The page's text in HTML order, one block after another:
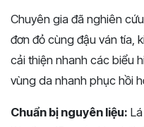
Chuyên gia đã nghiên
đơn đỏ cùng đậu ván tía,
cải thiện nhanh các biểu
vùng da nhanh phục hồi
Chuẩn bị nguyên liệu: